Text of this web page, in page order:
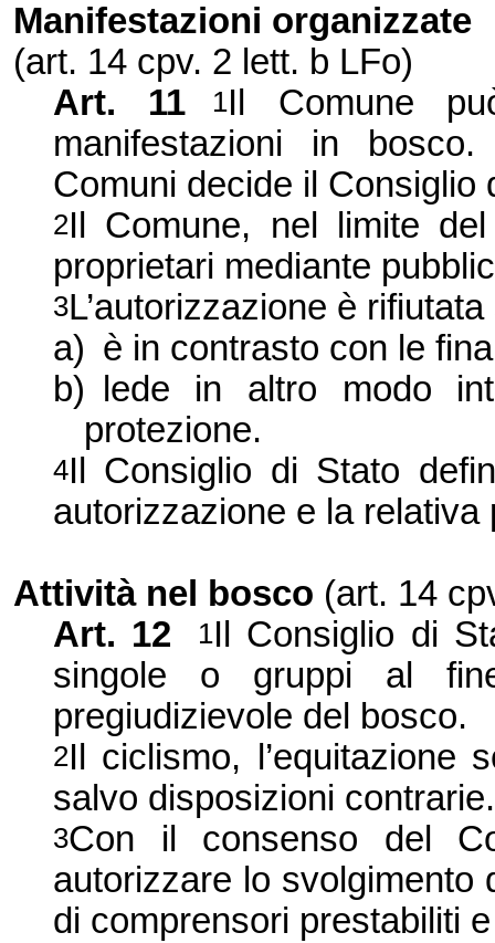
Manifestazioni organizzate
(art. 14 cpv. 2 lett. b LFo)
Art. 11
1Il Comune
manifestazioni in
Comuni decide il Consiglio
2Il Comune, nel limite
proprietari mediante
3L’autorizzazione è
a) è in contrasto con le
b)
lede in altro modo
protezione.
4Il Consiglio di Stato
autorizzazione e la relativa
Attività nel bosco (art. 14
Art. 12
1Il Consiglio di
singole o gruppi al
pregiudizievole del bosco.
2Il ciclismo, l’equitazione
salvo disposizioni contrarie.
3Con il consenso del
autorizzare lo svolgimento
di comprensori prestabiliti